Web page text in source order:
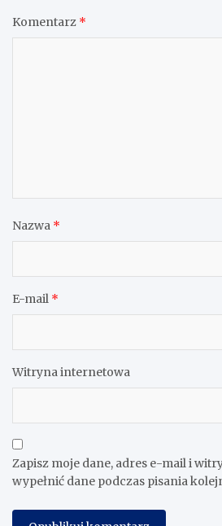
Komentarz *
Nazwa *
E-mail *
Witryna internetowa
Zapisz moje dane, adres e-mail i
wypełnić dane podczas pisania